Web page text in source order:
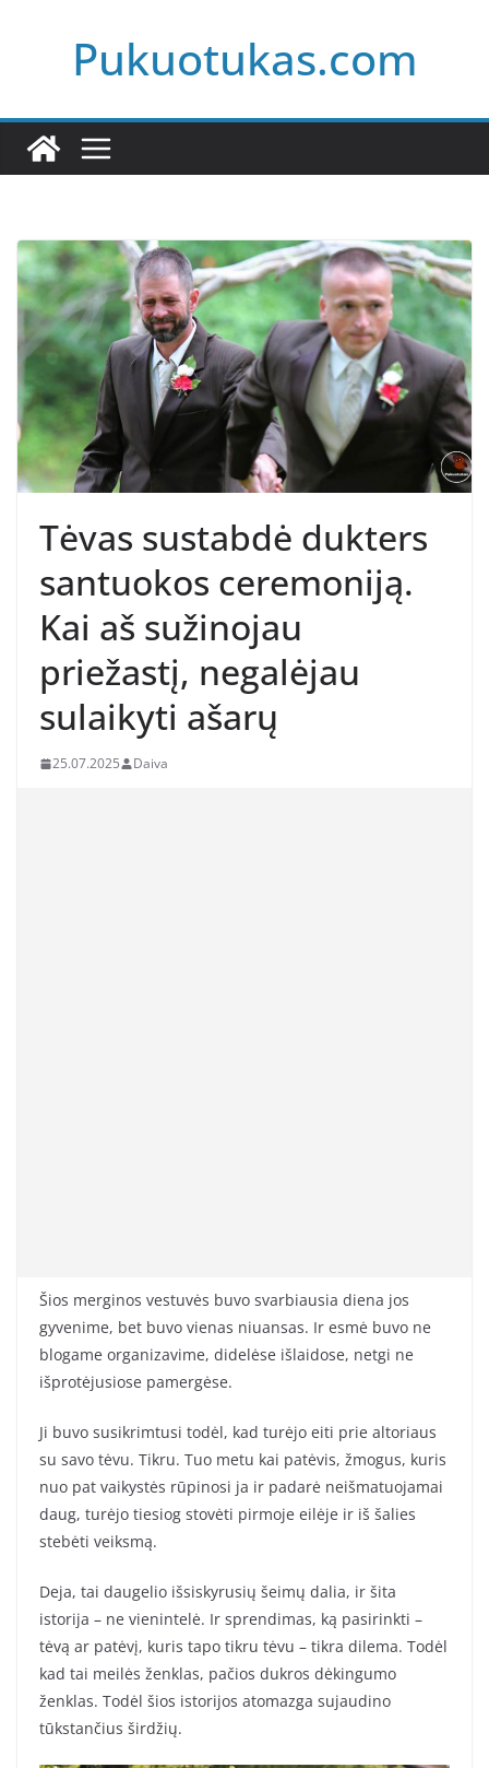
Pukuotukas.com
Tėvas sustabdė dukters
santuokos ceremoniją.
Kai aš sužinojau
priežastį, negalėjau
sulaikyti ašarų
25.07.2025 Daiva
Šios merginos vestuvės buvo svarbiausia diena jos
gyvenime, bet buvo vienas niuansas. Ir esmė buvo ne
blogame organizavime, didelėse išlaidose, netgi ne
išprotėjusiose pamergėse.
Ji buvo susikrimtusi todėl, kad turėjo eiti prie altoriaus
su savo tėvu. Tikru. Tuo metu kai patėvis, žmogus, kuris
nuo pat vaikystės rūpinosi ja ir padarė neišmatuojamai
daug, turėjo tiesiog stovėti pirmoje eilėje ir iš šalies
stebėti veiksmą.
Deja, tai daugelio išsiskyrusių šeimų dalia, ir šita
istorija – ne vienintelė. Ir sprendimas, ką pasirinkti –
tėvą ar patėvį, kuris tapo tikru tėvu – tikra dilema. Todėl
kad tai meilės ženklas, pačios dukros dėkingumo
ženklas. Todėl šios istorijos atomazga sujaudino
tūkstančius širdžių.